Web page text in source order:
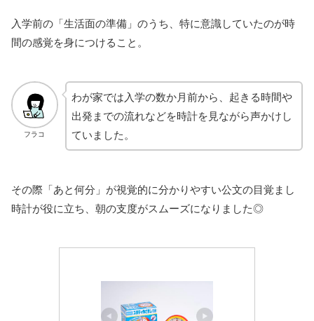
入学前の「生活面の準備」のうち、特に意識していたのが時
間の感覚を身につけること。
フラコ
わが家では入学の数か月前から、起きる時間や
出発までの流れなどを時計を見ながら声かけし
ていました。
その際「あと何分」が視覚的に分かりやすい公文の目覚まし
時計が役に立ち、朝の支度がスムーズになりました◎